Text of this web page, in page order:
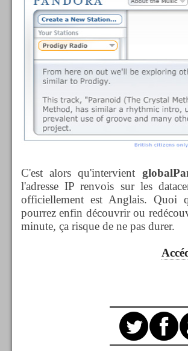
C'est alors qu'intervient
l'adresse IP renvois sur les
officiellement est Anglais.
pourrez enfin découvrir ou
minute, ça risque de ne pas durer.